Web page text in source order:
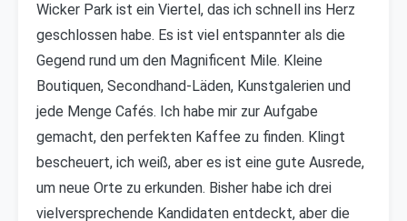
Wicker Park ist ein Viertel, das ich schnell ins Herz
geschlossen habe. Es ist viel entspannter als die
Gegend rund um den Magnificent Mile. Kleine
Boutiquen, Secondhand-Läden, Kunstgalerien und
jede Menge Cafés. Ich habe mir zur Aufgabe
gemacht, den perfekten Kaffee zu finden. Klingt
bescheuert, ich weiß, aber es ist eine gute Ausrede,
um neue Orte zu erkunden. Bisher habe ich drei
vielversprechende Kandidaten entdeckt, aber die